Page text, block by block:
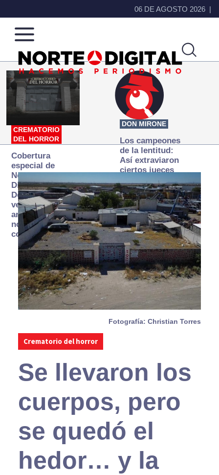
06 DE AGOSTO 2026
Norte
de
Ciudad
Más
que
noticias,
hacemos periodismo
CREMATORIO
DEL HORROR
Cobertura
especial de
Norte
Digital:
Donde la
verdad
arde… pero
no se
consume
DON MIRONE
Los campeones
de la lentitud:
Así extraviaron
ciertos jueces
la justicia
expedita
Fotografía: Christian Torres
Crematorio del horror
Se llevaron los
cuerpos, pero
se quedó el
hedor… y la